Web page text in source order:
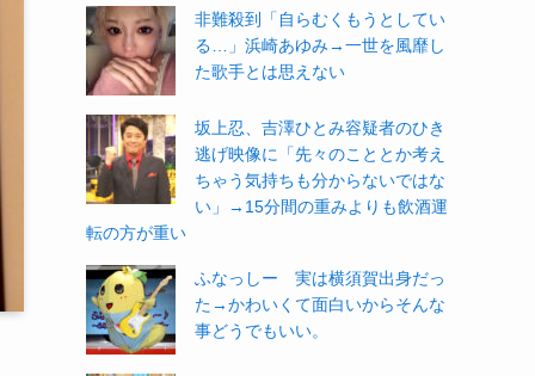
非難殺到「自らむくもうとしてい
る…」浜崎あゆみ→一世を風靡し
た歌手とは思えない
坂上忍、吉澤ひとみ容疑者のひき
逃げ映像に「先々のこととか考え
ちゃう気持ちも分からないではな
い」→15分間の重みよりも飲酒運
転の方が重い
ふなっしー 実は横須賀出身だっ
た→かわいくて面白いからそんな
事どうでもいい。